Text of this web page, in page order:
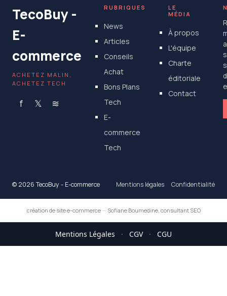
TecoBuy -
E-
commerce
ACHETEZ MALIN,
ACHETEZ TECH
f 𝕏 ≋
RUBRIQUES
News
Articles
Conseils
Achat
Bons Plans
Tech
E-
commerce
Tech
LE
MÉDIA
À propos
L'équipe
Charte
éditoriale
Contact
© 2026 TecoBuy - E-commerce Mentions légales Confidentialité
création de site e-commerce— Sofiane Boumedine, consultant SEO
Mentions Légales · CGV · CGU